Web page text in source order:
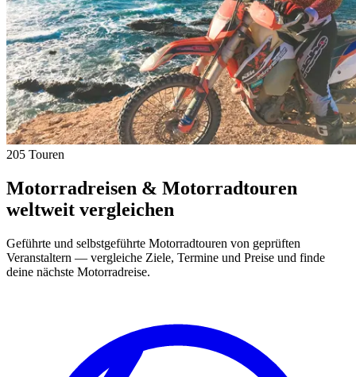
205 Touren
Motorradreisen & Motorradtouren
weltweit vergleichen
Geführte und selbstgeführte Motorradtouren von geprüften
Veranstaltern — vergleiche Ziele, Termine und Preise und finde
deine nächste Motorradreise.